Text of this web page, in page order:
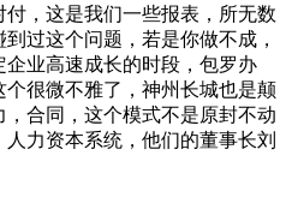
，这是我们一些报表，所无数
过这个问题，若是你做不成，
业高速成长的时段，包罗办
很微不雅了，神州长城也是颠
合同，这个模式不是原封不动
力资本系统，他们的董事长刘